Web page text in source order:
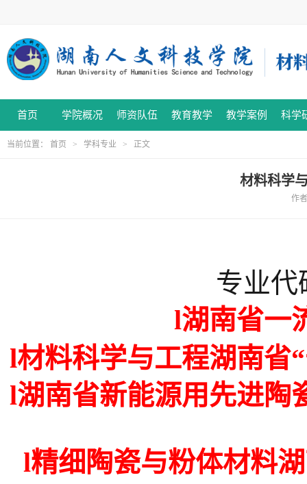
首页 学院概况 师资队伍 教育教学 教学案例 科学
当前位置： 首页 > 学科专业 > 正文
材料科学
作
专业代
l湖南省一
l材料科学与工程湖南省
l湖南省新能源用先进陶
l精细陶瓷与粉体材料